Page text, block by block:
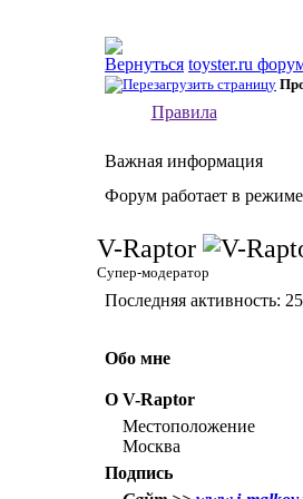
toyster.ru
Правила
Важная информация
Форум работает в
V-Raptor
Супер-модератор
Последняя активность:
Обо мне
О V-Raptor
Местоположение
Москва
Подпись